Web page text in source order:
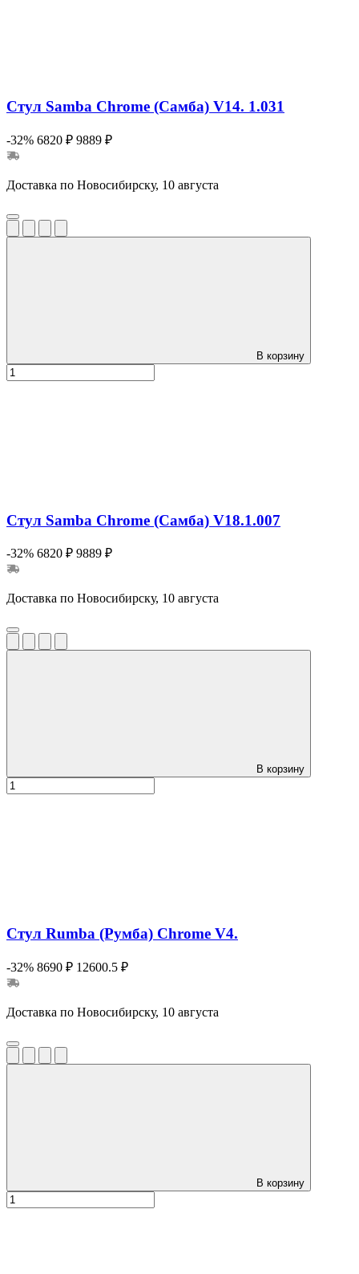
Стул Samba Chrome (Самба) V14. 1.031
-32% 6820 ₽ 9889 ₽
Доставка по Новосибирску, 10 августа
В корзину
Стул Samba Chrome (Самба) V18.1.007
-32% 6820 ₽ 9889 ₽
Доставка по Новосибирску, 10 августа
В корзину
Стул Rumba (Румба) Chrome V4.
-32% 8690 ₽ 12600.5 ₽
Доставка по Новосибирску, 10 августа
В корзину